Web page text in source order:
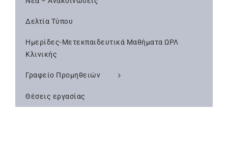
Δελτία Τύπου
Ημερίδες-Μετεκπαιδευτικά Μαθήματα ΩΡΛ
Κλινικής
Γραφείο Προμηθειών
Θέσεις εργασίας